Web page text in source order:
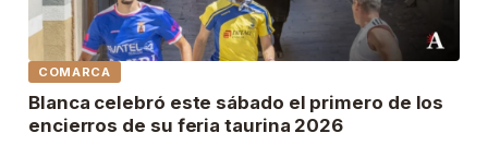
COMARCA
Blanca celebró este sábado el primero de los
encierros de su feria taurina 2026